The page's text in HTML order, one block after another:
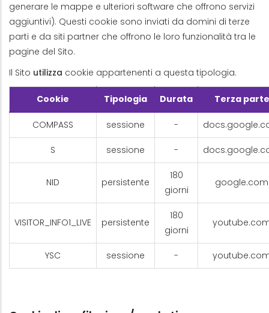
generare le mappe e ulteriori software che offrono servizi
aggiuntivi). Questi cookie sono inviati da domini di terze
parti e da siti partner che offrono le loro funzionalità tra le
pagine del Sito.
Il Sito utilizza cookie appartenenti a questa tipologia.
Cookie Tipologia Durata Terza parte
COMPASS sessione -
S sessione -
NID persistente
180
giorni
google.com
VISITOR_INFO1_LIVE persistente
180
giorni
YSC sessione -